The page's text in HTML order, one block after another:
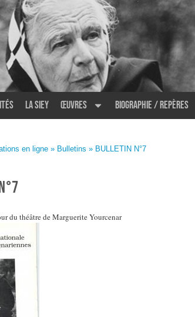
La SIEY Œuvres Biographie / Repères
en ligne » Bulletins » BULLETIN N°7
du théâtre de Marguerite Yourcenar